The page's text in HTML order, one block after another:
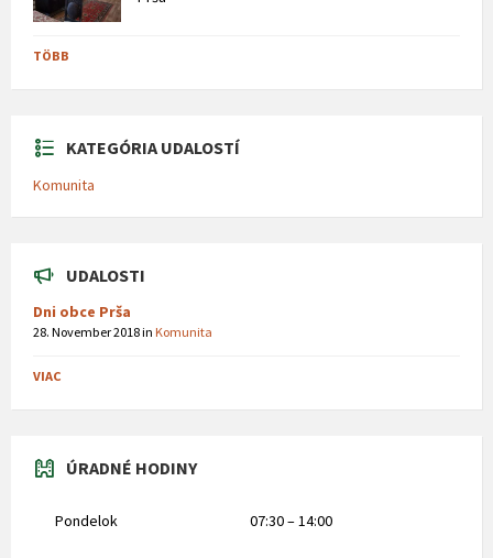
TÖBB
KATEGÓRIA UDALOSTÍ
Komunita
UDALOSTI
Dni obce Prša
28. November 2018in Komunita
VIAC
ÚRADNÉ HODINY
Pondelok 07:30 – 14:00